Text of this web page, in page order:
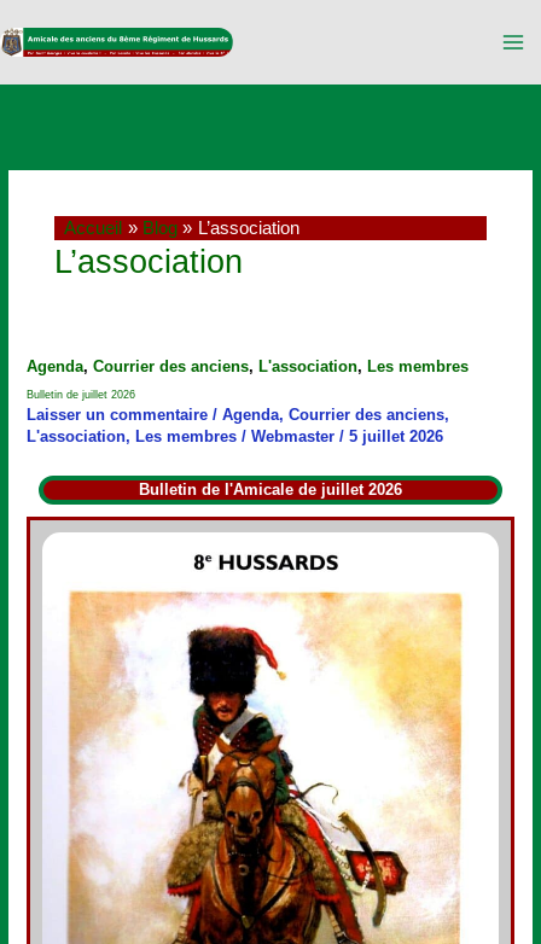
au
contenu
Accueil Blog L’association
L’association
Agenda,Courrier des anciens,L'association,Les membres
Bulletin de juillet 2026
Laisser un commentaire /Agenda,Courrier des anciens,
L'association, Les membres /Webmaster/5 juillet 2026
Bulletin de l'Amicale de juillet 2026
Bulletin
juillet
2026